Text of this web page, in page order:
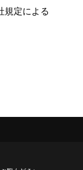
規定による